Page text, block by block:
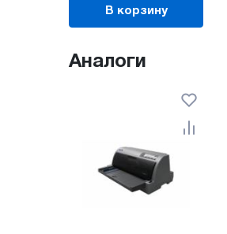
В корзину
Аналоги